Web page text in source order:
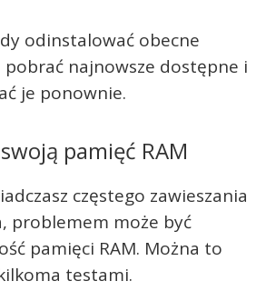
odinstalować obecne
najnowsze dostępne i
je ponownie.
pamięć RAM
częstego zawieszania
problemem może być
pamięci RAM. Można to
testami.